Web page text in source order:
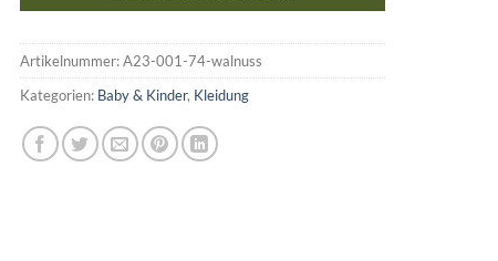
Artikelnummer:A23-001-74-walnuss
Kategorien: Baby & Kinder, Kleidung